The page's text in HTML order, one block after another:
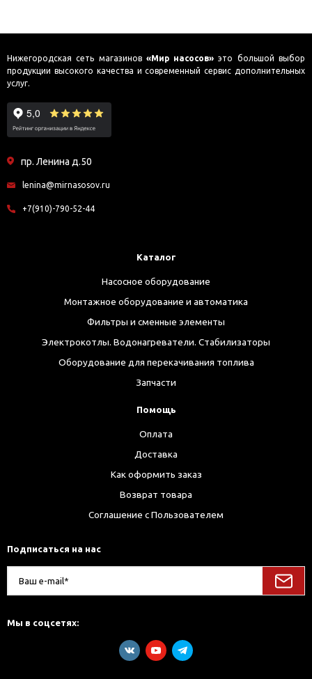
Нижегородская сеть магазинов «Мир насосов» это большой выбор
продукции высокого качества и современный сервис дополнительных
услуг.
пр. Ленина д.50
lenina@mirnasosov.ru
+7(910)-790-52-44
Каталог
Насосное оборудование
Монтажное оборудование и автоматика
Фильтры и сменные элементы
Электрокотлы. Водонагреватели. Стабилизаторы
Оборудование для перекачивания топлива
Запчасти
Помощь
Оплата
Доставка
Как оформить заказ
Возврат товара
Соглашение с Пользователем
Подписаться на нас
Мы в соцсетях: